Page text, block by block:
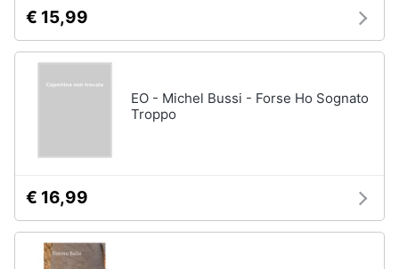
€ 15,99
EO - Michel Bussi - Forse Ho Sognato
Troppo
€ 16,99